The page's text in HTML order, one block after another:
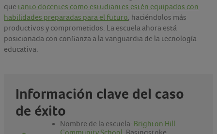
que tanto docentes como estudiantes estén equipados con
habilidades preparadas para el futuro, haciéndolos más
productivos y comprometidos. La escuela ahora está
posicionada con confianza a la vanguardia de la tecnología
educativa.
Información clave del caso
de éxito
Nombre de la escuela: Brighton Hill